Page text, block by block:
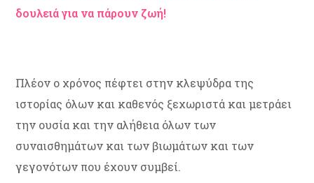
δουλειά για να πάρουν ζωή!
Πλέον ο χρόνος πέφτει στην κλεψύδρα της
ιστορίας όλων και καθενός ξεχωριστά και μετράει
την ουσία και την αλήθεια όλων των
συναισθημάτων και των βιωμάτων και των
γεγονότων που έχουν συμβεί.